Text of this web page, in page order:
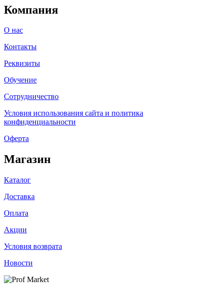
Компания
О нас
Контакты
Реквизиты
Обучение
Сотрудничество
Условия использования сайта и политика
конфиденциальности
Оферта
Магазин
Каталог
Доставка
Оплата
Акции
Условия возврата
Новости